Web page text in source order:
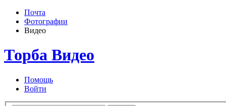
Почта
Фотографии
Видео
Торба Видео
Помощь
Войти